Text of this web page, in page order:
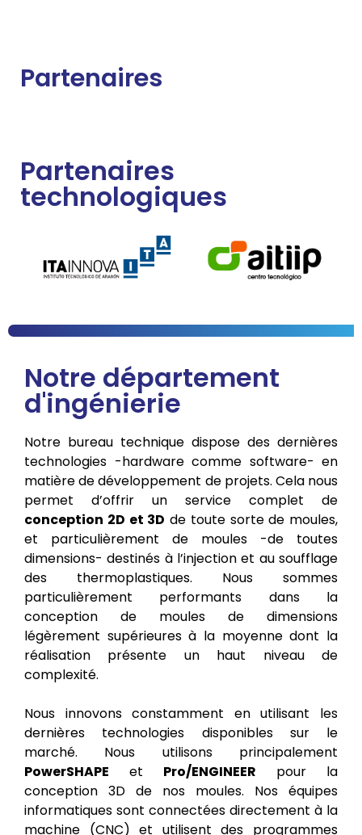
Partenaires
Partenaires
technologiques
Notre département
d'ingénierie
Notre bureau technique dispose des dernières
technologies -hardware comme software- en
matière de développement de projets. Cela nous
permet d’offrir un service complet de
conception 2D et 3D de toute sorte de moules,
et particulièrement de moules -de toutes
dimensions- destinés à l’injection et au soufflage
des thermoplastiques. Nous sommes
particulièrement performants dans la
conception de moules de dimensions
légèrement supérieures à la moyenne dont la
réalisation présente un haut niveau de
complexité.
Nous innovons constamment en utilisant les
dernières technologies disponibles sur le
marché. Nous utilisons principalement
PowerSHAPE et Pro/ENGINEER pour la
conception 3D de nos moules. Nos équipes
informatiques sont connectées directement à la
machine (CNC) et utilisent des programmes